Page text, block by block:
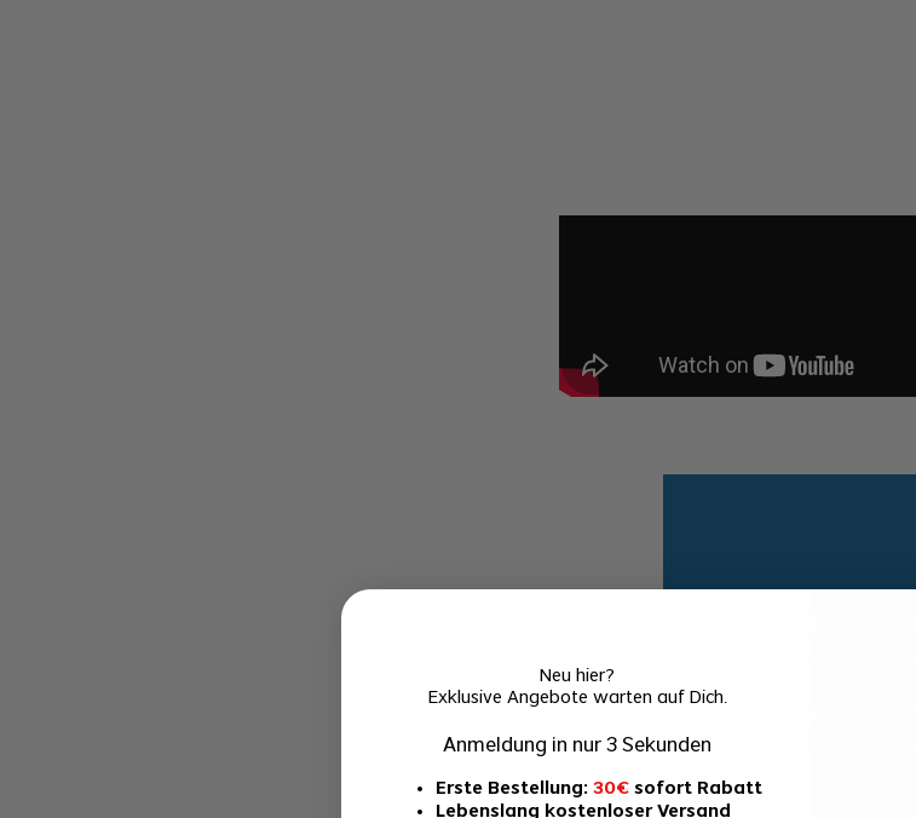
Lordhair ist
Unser Ziel ist es,
Lösung zu bieten,
Neu hier?
Exklusive Angebote warten auf Dich.
Anmeldung in nur 3 Sekunden
Erste Bestellung: 30€ sofort Rabatt
Lebenslang kostenloser Versand